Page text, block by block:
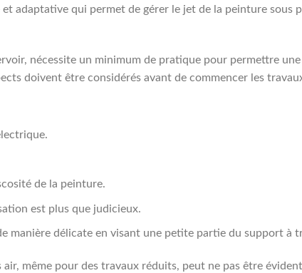
adaptative qui permet de gérer le jet de la peinture sous
nécessite un minimum de pratique pour permettre
doivent être considérés avant de commencer les
de la peinture.
est plus que judicieux.
manière délicate en visant une petite partie du support à
même pour des travaux réduits, peut ne pas être